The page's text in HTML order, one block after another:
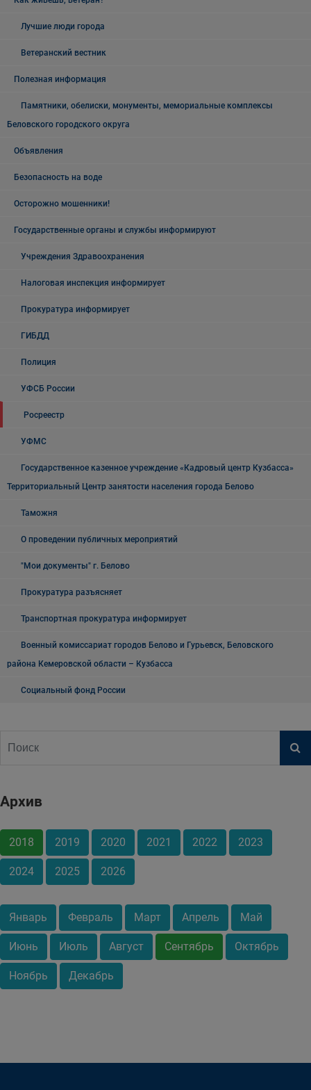
Лучшие люди города
Ветеранский вестник
Полезная информация
Памятники, обелиски, монументы, мемориальные комплексы
Беловского городского округа
Объявления
Безопасность на воде
Осторожно мошенники!
Государственные органы и службы информируют
Учреждения Здравоохранения
Налоговая инспекция информирует
Прокуратура информирует
ГИБДД
Полиция
УФСБ России
Росреестр
УФМС
Государственное казенное учреждение «Кадровый центр Кузбасса»
Территориальный Центр занятости населения города Белово
Таможня
О проведении публичных мероприятий
"Мои документы" г. Белово
Прокуратура разъясняет
Транспортная прокуратура информирует
Военный комиссариат городов Белово и Гурьевск, Беловского
района Кемеровской области – Кузбасса
Социальный фонд России
Архив
2018 2019 2020 2021 2022 2023
2024 2025 2026
Январь Февраль Март Апрель Май
Июнь Июль Август Сентябрь Октябрь
Ноябрь Декабрь